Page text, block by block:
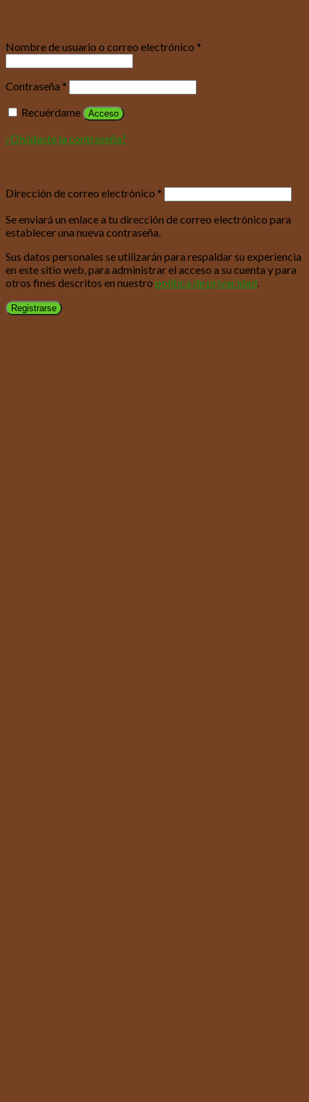
Nombre de usuario o correo electrónico *
Contraseña *
Recuérdame
Acceso
¿Olvidaste la contraseña?
Dirección de correo electrónico *
Se enviará un enlace a tu dirección de correo electrónico para
establecer una nueva contraseña.
Sus datos personales se utilizarán para respaldar su experiencia
en este sitio web, para administrar el acceso a su cuenta y para
otros fines descritos en nuestro política de privacidad
Registrarse